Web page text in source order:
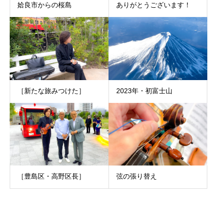
姶良市からの桜島 ありがとうございます！
［新たな旅みつけた］ 2023年・初富士山
［豊島区・高野区長］ 弦の張り替え